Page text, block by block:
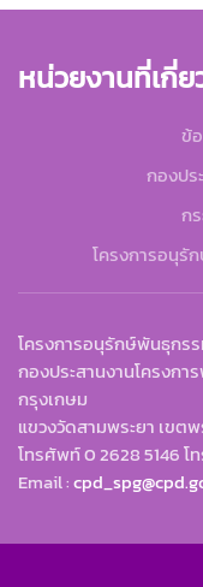
หน่วยงานที่เกี่
ข้
กองปร
ก
โครงการอนุรั
โครงการอนุรักษ์พันธุกร
กองประสานงานโครงกา
กรุงเกษม
แขวงวัดสามพระยา เขต
โทรศัพท์ 0 2628 5146 โ
Email :